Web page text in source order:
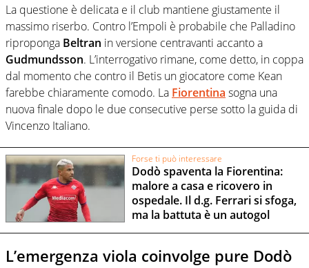
La questione è delicata e il club mantiene giustamente il
massimo riserbo. Contro l’Empoli è probabile che Palladino
riproponga Beltran in versione centravanti accanto a
Gudmundsson. L’interrogativo rimane, come detto, in coppa
dal momento che contro il Betis un giocatore come Kean
farebbe chiaramente comodo. La Fiorentina sogna una
nuova finale dopo le due consecutive perse sotto la guida di
Vincenzo Italiano.
Forse ti può interessare
Dodò spaventa la Fiorentina:
malore a casa e ricovero in
ospedale. Il d.g. Ferrari si sfoga,
ma la battuta è un autogol
L’emergenza viola coinvolge pure Dodò